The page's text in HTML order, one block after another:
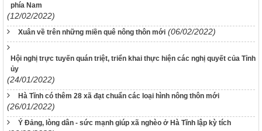
phía Nam
(12/02/2022)
Xuân về trên những miền quê nông thôn mới (06/02/2022)
Hội nghị trực tuyến quán triệt, triển khai thực hiện các nghị quyết của Tỉnh
ủy
(24/01/2022)
Hà Tĩnh có thêm 28 xã đạt chuẩn các loại hình nông thôn mới
(26/01/2022)
Ý Đảng, lòng dân - sức mạnh giúp xã nghèo ở Hà Tĩnh lập kỳ tích